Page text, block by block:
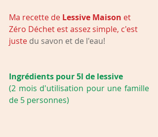
Ma recette de Lessive Maison et
Zéro Déchet est assez simple, c'est
juste du savon et de l'eau!
Ingrédients pour 5l de lessive
(2 mois d'utilisation pour une famille
de 5 personnes)